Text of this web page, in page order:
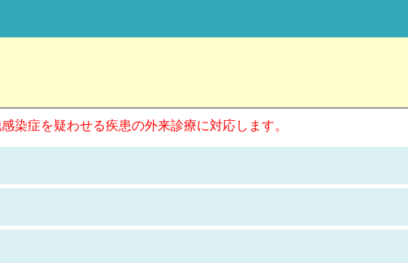
染症を疑わせる疾患の外来診療に対応します。